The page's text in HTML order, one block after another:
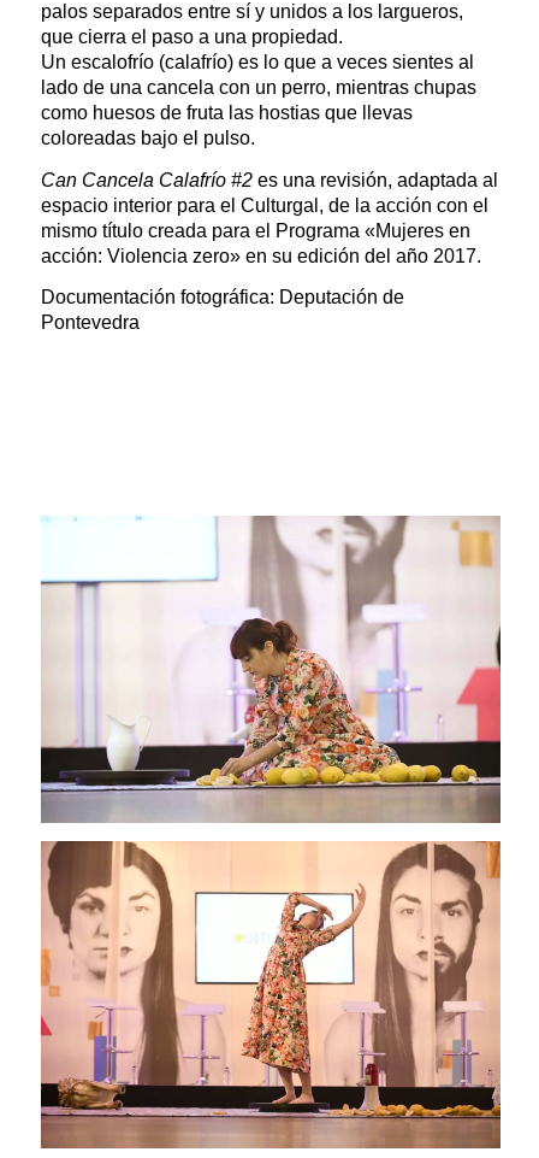
palos separados entre sí y unidos a los largueros,
que cierra el paso a una propiedad.
Un escalofrío (calafrío) es lo que a veces sientes al
lado de una cancela con un perro, mientras chupas
como huesos de fruta las hostias que llevas
coloreadas bajo el pulso.
Can Cancela Calafrío #2es una revisión, adaptada al
espacio interior para el Culturgal, de la acción con el
mismo título creada para el Programa «Mujeres en
acción: Violencia zero» en su edición del año 2017.
Documentación fotográfica: Deputación de
Pontevedra